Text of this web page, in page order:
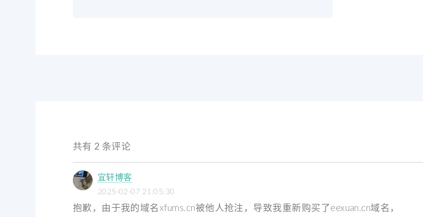
共有 2 条评论
宜轩博客
2025-02-07 21:05:30
抱歉，由于我的域名xfums.cn被他人抢注，导致我重新购买了eexuan.cn域名，